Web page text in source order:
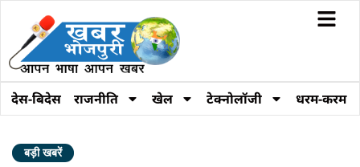
देस-बिदेस राजनीति खेल टेक्नोलॉजी धरम-करम
बड़ी खबरें